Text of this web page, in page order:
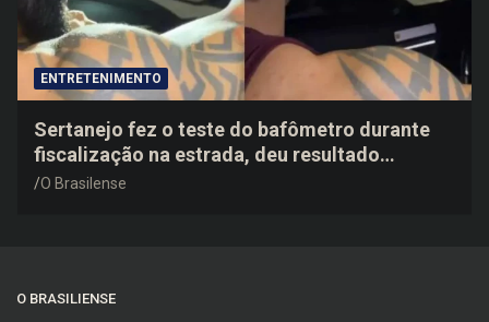
ENTRETENIMENTO
Sertanejo fez o teste do bafômetro durante
fiscalização na estrada, deu resultado
negativo e elogiou o trabalho dos agentes de
O Brasilense
O BRASILIENSE